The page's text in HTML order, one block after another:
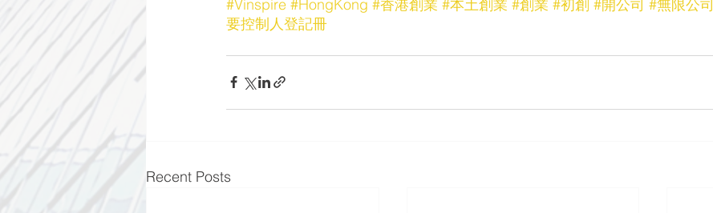
#Vinspire #HongKong #香港創業 #本土創業 #創業 #初創 #開公司 #無限公司
要控制人登記冊
Recent Posts